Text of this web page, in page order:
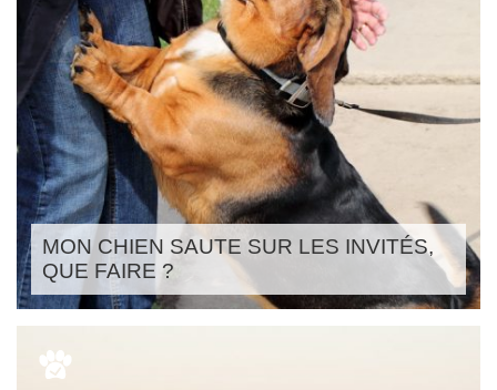
MON CHIEN SAUTE SUR LES INVITÉS,
QUE FAIRE ?